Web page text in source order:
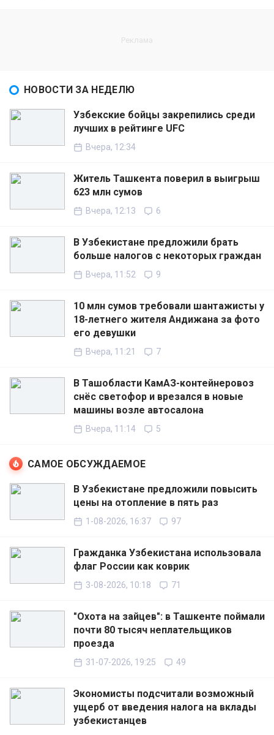
НОВОСТИ ЗА НЕДЕЛЮ
Узбекские бойцы закрепились среди
лучших в рейтинге UFC
Вчера, 12:34
Житель Ташкента поверил в выигрыш
623 млн сумов
Вчера, 12:13 6
В Узбекистане предложили брать
больше налогов с некоторых граждан
Вчера, 11:52 9
10 млн сумов требовали шантажисты у
18-летнего жителя Андижана за фото
его девушки
Вчера, 11:21 7
В Ташобласти КамАЗ-контейнеровоз
снёс светофор и врезался в новые
машины возле автосалона
Вчера, 11:14 5
САМОЕ ОБСУЖДАЕМОЕ
В Узбекистане предложили повысить
цены на отопление в пять раз
1-08-2026, 16:37 97
Гражданка Узбекистана использовала
флаг России как коврик
3-08-2026, 10:18 71
"Охота на зайцев": в Ташкенте поймали
почти 80 тысяч неплательщиков
проезда
31-07-2026, 19:25 49
Экономисты подсчитали возможный
ущерб от введения налога на вклады
узбекистанцев